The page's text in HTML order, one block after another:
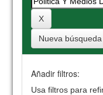
Nueva búsqueda
Añadir filtros:
Usa filtros para